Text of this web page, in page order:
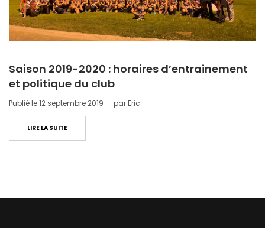
Saison 2019-2020 : horaires d’entrainement
et politique du club
Publié le12 septembre 2019 parEric
LIRE LA SUITE